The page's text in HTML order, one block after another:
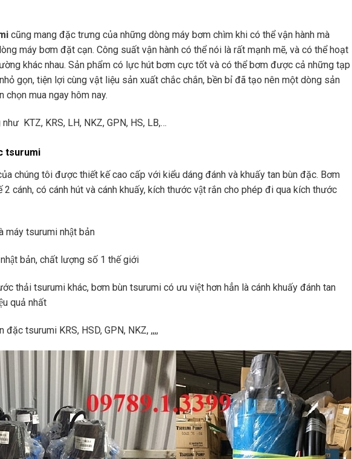
cũng mang đặc trưng của những dòng máy bơm chìm khi có thể vận hành mà
máy bơm đặt cạn. Công suất vận hành có thể nói là rất mạnh mẽ, và có thể hoạt
khác nhau. Sản phẩm có lực hút bơm cực tốt và có thể bơm được cả những tạp
gọn, tiện lợi cùng vật liệu sản xuất chắc chắn, bền bỉ đã tạo nên một dòng sản
mua ngay hôm nay.
KTZ, KRS, LH, NKZ, GPN, HS, LB,…
tsurumi
chúng tôi được thiết kế cao cấp với kiểu dáng đánh và khuấy tan bùn đặc. Bơm
cánh, có cánh hút và cánh khuấy, kích thước vật rắn cho phép đi qua kích thước
máy tsurumi nhật bản
bản, chất lượng số 1 thế giới
thải tsurumi khác, bơm bùn tsurumi có ưu việt hơn hẳn là cánh khuấy đánh tan
quả nhất
tsurumi KRS, HSD, GPN, NKZ, ,,,,